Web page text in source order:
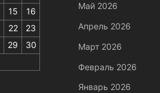
15
16
22
23
29
30
Май 2026
Апрель 2026
Март 2026
Февраль 2026
Январь 2026